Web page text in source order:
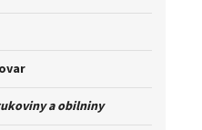
a obilniny